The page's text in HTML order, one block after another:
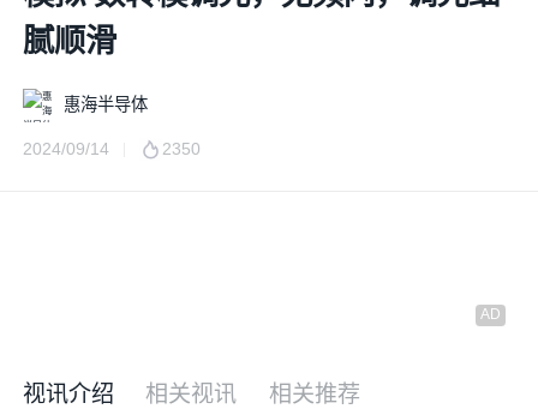
腻顺滑
惠海半导体
2024/09/14 2350
视讯介绍 相关视讯 相关推荐